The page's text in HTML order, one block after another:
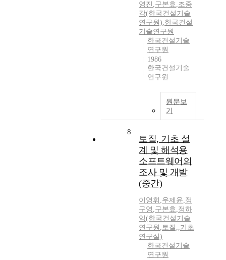
영진 ,구본효 ,조중
각(한국건설기술
연구원),한국건설
기술연구원
한국건설기술
연구원
1986
한국건설기술
연구원
원문보
기
8
토질, 기초 설
계 및 해석용
소프트웨어의
조사 및 개발
(중간)
이영휘 ,우제윤,정
구영 ,구본효 ,정하
익(한국건설기술
연구원 ,토질,,기초
연구실)
한국건설기술
연구원